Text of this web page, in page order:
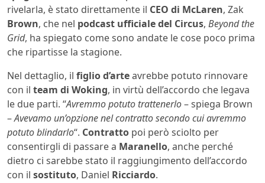
rivelarla, è stato direttamente il CEO di McLaren, Zak
Brown, che nel podcast ufficiale del Circus, Beyond the
Grid, ha spiegato come sono andate le cose poco prima
che ripartisse la stagione.
Nel dettaglio, il figlio d’arteavrebbe potuto rinnovare
con il team di Woking, in virtù dell’accordo che legava
le due parti. “Avremmo potuto trattenerlo– spiega Brown
–Avevamo un’opzione nel contratto secondo cui avremmo
potuto blindarlo“. Contratto poi però sciolto per
consentirgli di passare a Maranello, anche perché
dietro ci sarebbe stato il raggiungimento dell’accordo
con il sostituto, Daniel Ricciardo.